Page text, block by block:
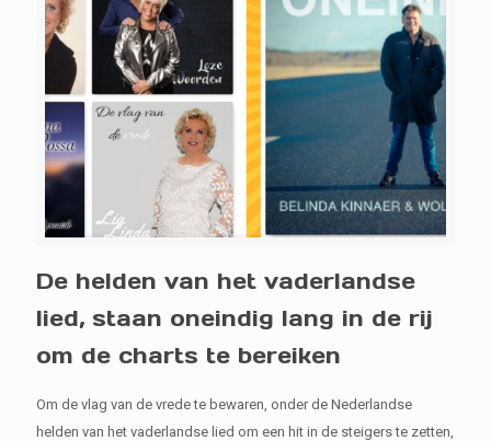
De helden van het vaderlandse
lied, staan oneindig lang in de rij
om de charts te bereiken
Om de vlag van de vrede te bewaren, onder de Nederlandse
helden van het vaderlandse lied om een hit in de steigers te zetten,